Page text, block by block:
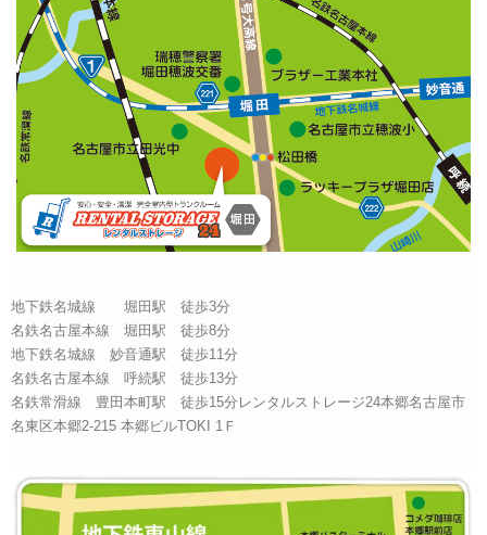
地下鉄名城線 堀田駅 徒歩3分
名鉄名古屋本線 堀田駅 徒歩8分
地下鉄名城線 妙音通駅 徒歩11分
名鉄名古屋本線 呼続駅 徒歩13分
名鉄常滑線 豊田本町駅 徒歩15分レンタルストレージ24本郷名古屋市
名東区本郷2-215 本郷ビルTOKI 1Ｆ